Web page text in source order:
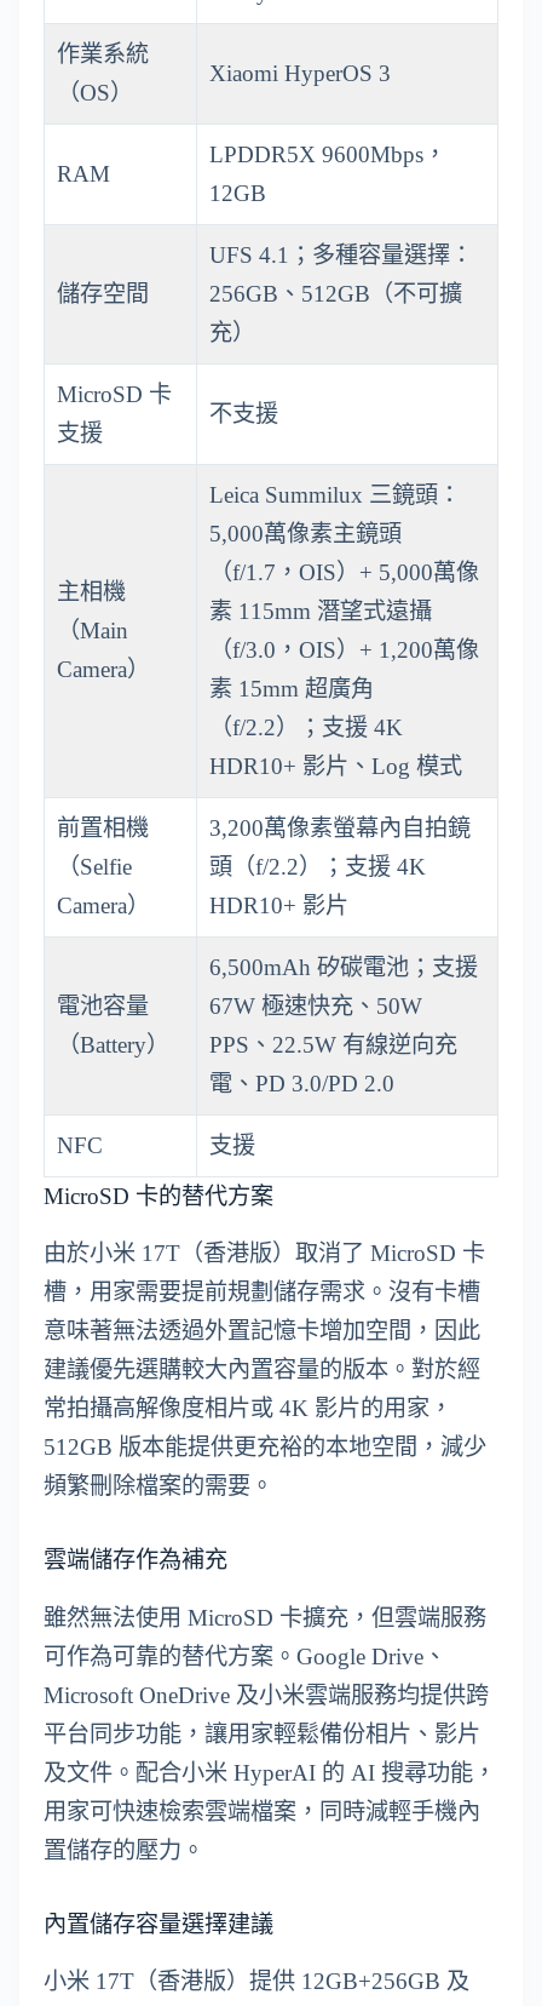
作業系統
（OS）
Xiaomi HyperOS 3
RAM
LPDDR5X 9600Mbps，
12GB
儲存空間
UFS 4.1；多種容量選擇：
256GB、512GB（不可擴
充）
MicroSD 卡
支援
不支援
主相機
（Main
Camera）
Leica Summilux 三鏡頭：
5,000萬像素主鏡頭
（f/1.7，OIS）+ 5,000萬像
素 115mm 潛望式遠攝
（f/3.0，OIS）+ 1,200萬像
素 15mm 超廣角
（f/2.2）；支援 4K
HDR10+ 影片、Log 模式
前置相機
（Selfie
Camera）
3,200萬像素螢幕內自拍鏡
頭（f/2.2）；支援 4K
HDR10+ 影片
電池容量
（Battery）
6,500mAh 矽碳電池；支援
67W 極速快充、50W
PPS、22.5W 有線逆向充
電、PD 3.0/PD 2.0
NFC
支援
MicroSD 卡的替代方案
由於小米 17T（香港版）取消了 MicroSD 卡
槽，用家需要提前規劃儲存需求。沒有卡槽
意味著無法透過外置記憶卡增加空間，因此
建議優先選購較大內置容量的版本。對於經
常拍攝高解像度相片或 4K 影片的用家，
512GB 版本能提供更充裕的本地空間，減少
頻繁刪除檔案的需要。
雲端儲存作為補充
雖然無法使用 MicroSD 卡擴充，但雲端服務
可作為可靠的替代方案。Google Drive、
Microsoft OneDrive 及小米雲端服務均提供跨
平台同步功能，讓用家輕鬆備份相片、影片
及文件。配合小米 HyperAI 的 AI 搜尋功能，
用家可快速檢索雲端檔案，同時減輕手機內
置儲存的壓力。
內置儲存容量選擇建議
小米 17T（香港版）提供 12GB+256GB 及